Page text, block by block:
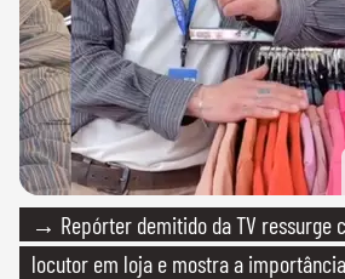
→ Repórter demitido da TV ressurge
locutor em loja e mostra a importância